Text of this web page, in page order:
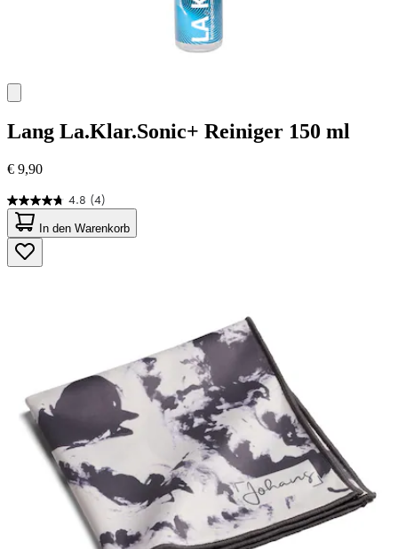
Lang La.Klar.Sonic+ Reiniger 150 ml
€ 9,90
4.8 (4)
4.8
von
5
Sternen.
4
In den Warenkorb